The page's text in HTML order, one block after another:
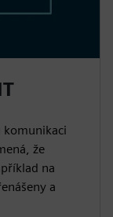
komunikaci
že
na
a